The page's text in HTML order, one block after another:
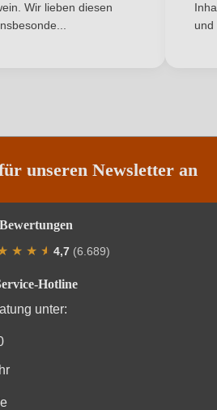
Meeresfrüchte, Weißes Fleisch
Rosé
Zucker
Wir lieben diesen
und
unseren Newsletter an
Hotline
unter:
Bewertungen
★ ★ ★
★ 4,7 (6.689)